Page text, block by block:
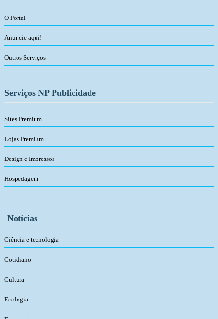
O Portal
Anuncie aqui!
Outros Serviços
Serviços NP Publicidade
Sites Premium
Lojas Premium
Design e Impressos
Hospedagem
Notícias
Ciência e tecnologia
Cotidiano
Cultura
Ecologia